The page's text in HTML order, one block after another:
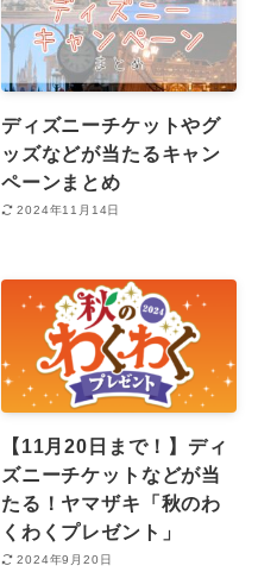
ディズニーチケットやグ
ッズなどが当たるキャン
ペーンまとめ
2024年11月14日
【11月20日まで！】ディ
ズニーチケットなどが当
たる！ヤマザキ「秋のわ
くわくプレゼント」
2024年9月20日